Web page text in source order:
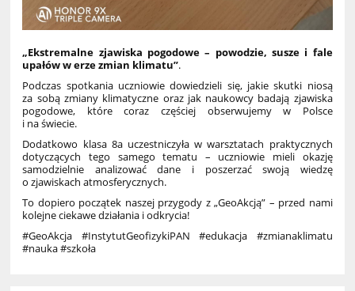
„Ekstremalne zjawiska pogodowe – powodzie, susze i fale
upałów w erze zmian klimatu”.
Podczas spotkania uczniowie dowiedzieli się, jakie skutki niosą
za sobą zmiany klimatyczne oraz jak naukowcy badają zjawiska
pogodowe, które coraz częściej obserwujemy w Polsce
i na świecie.
Dodatkowo klasa 8a uczestniczyła w warsztatach praktycznych
dotyczących tego samego tematu – uczniowie mieli okazję
samodzielnie analizować dane i poszerzać swoją wiedzę
o zjawiskach atmosferycznych.
To dopiero początek naszej przygody z „GeoAkcją” – przed nami
kolejne ciekawe działania i odkrycia!
#GeoAkcja #InstytutGeofizykiPAN #edukacja #zmianaklimatu
#nauka #szkoła